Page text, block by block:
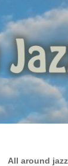
All around jazz